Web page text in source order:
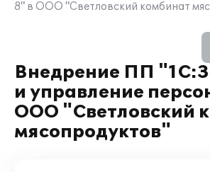
8" в ООО "Светловский комбинат
Внедрение ПП
и управление
ООО "Светловский
мясопродуктов"